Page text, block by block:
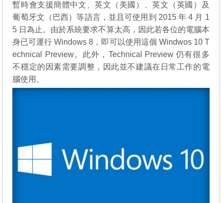
暫時會支援簡體中文、英文（美國）、英文（英國）及
葡萄牙文（巴西）等語言，並且可使用到 2015 年 4 月 1
5 日為止。由於系統要求不算太高，因此若各位的電腦本
身已可運行 Windows 8，即可以使用這個 Windwos 10 T
echnical Preview。此外，Technical Preview 仍有很多
不穩定的因素需要調整，因此並不建議在日常工作的電
腦使用。